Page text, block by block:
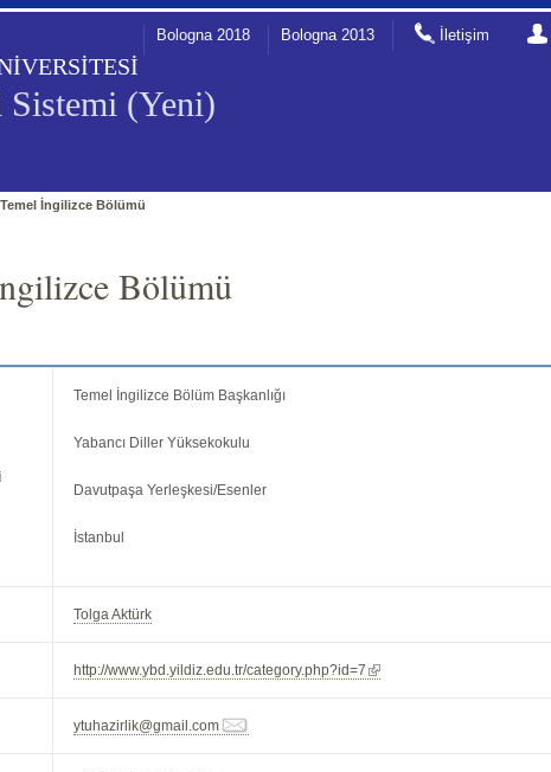
(Yeni)
Bologna 2018 Bologna 2013 İletişim
Temel İngilizce Bölümü
Bölümü
Temel İngilizce Bölüm Başkanlığı
Yabancı Diller Yüksekokulu
Davutpaşa Yerleşkesi/Esenler
İstanbul
Tolga Aktürk
http://www.ybd.yildiz.edu.tr/category.php?id=7
ytuhazirlik@gmail.com